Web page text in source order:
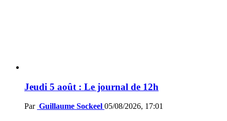
Jeudi 5 août : Le journal de 12h
Par Guillaume Sockeel 05/08/2026, 17:01